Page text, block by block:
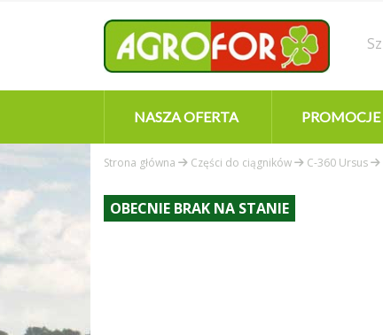
NASZA OFERTA PROMOCJE
Strona główna Części do ciągników C-360 Ursus
OBECNIE BRAK NA STANIE